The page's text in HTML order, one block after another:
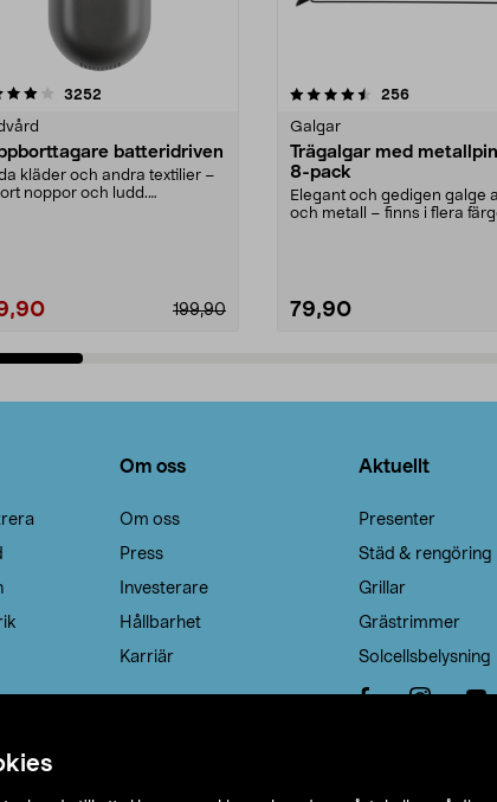
3252
batteridriven
kläder och andra textilier –
noppor och ludd.
199,90
4.5av 5 stjärnor 256recensioner
Galgar
Trägalgar med
8-pack
Elegant och gedigen galge
och metall – finns i flera
79,90
4.0av 5 stjärnor
Om oss
Om oss
Press
Investerare
Hållbarhet
Karriär
Aktuellt
Presenter
Städ & rengöring
Grillar
Grästrimmer
Solcellsbelysning